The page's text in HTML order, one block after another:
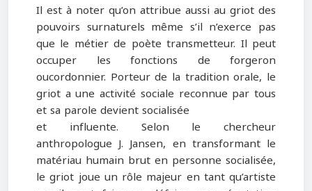
Il est à noter qu’on attribue aussi au griot des
pouvoirs surnaturels même s’il n’exerce pas
que le métier de poète transmetteur. Il peut
occuper les fonctions de forgeron
oucordonnier. Porteur de la tradition orale, le
griot a une activité sociale reconnue par tous
et sa parole devient socialisée
et influente. Selon le chercheur
anthropologue J. Jansen, en transformant le
matériau humain brut en personne socialisée,
le griot joue un rôle majeur en tant qu’artiste